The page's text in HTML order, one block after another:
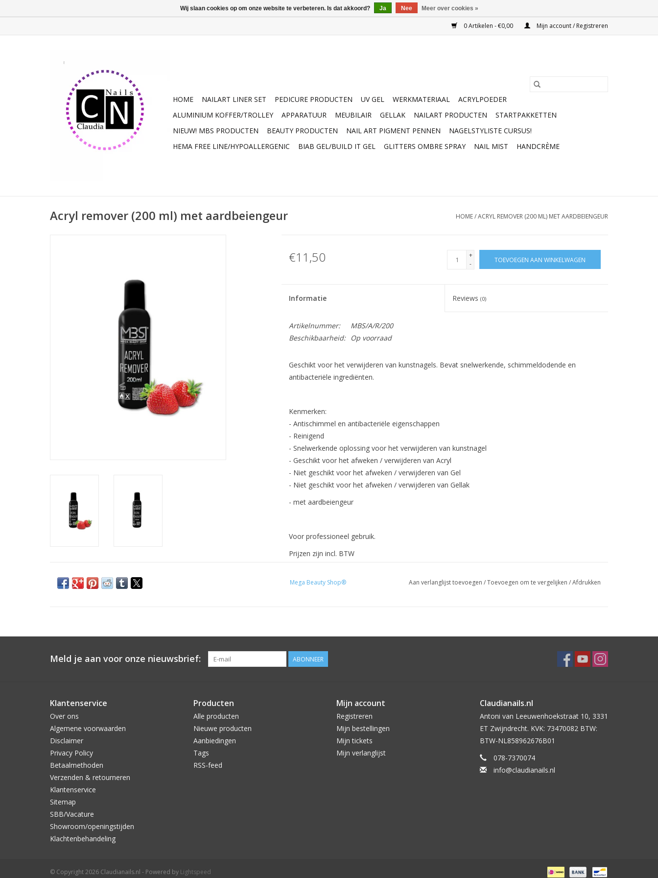
0 Artikelen - €0,00 Mijn account / Registreren
HOME NAILART LINER SET PEDICURE PRODUCTEN UV GEL WERKMATERIAAL
ACRYLPOEDER
ALUMINIUM KOFFER/TROLLEY
APPARATUUR MEUBILAIR GELLAK NAILART PRODUCTEN
STARTPAKKETTEN
NIEUW! MBS PRODUCTEN
BEAUTY PRODUCTEN NAIL ART PIGMENT PENNEN
NAGELSTYLISTE CURSUS!
HEMA FREE LINE/HYPOALLERGENIC
BIAB GEL/BUILD IT GEL GLITTERS OMBRE SPRAY NAIL MIST HANDCRÈME
Acryl remover (200 ml) met aardbeiengeur HOME/ACRYL REMOVER (200 ML) MET AARDBEIENGEUR
€11,50
+
-
TOEVOEGEN AAN WINKELWAGEN
Informatie Reviews(0)
Artikelnummer:
MBS/A/R/200
Beschikbaarheid:
Op voorraad
Geschikt voor het verwijderen van kunstnagels. Bevat snelwerkende, schimmeldodende en
antibacteriële ingrediënten.
Kenmerken:
- Antischimmel en antibacteriële eigenschappen
- Reinigend
- Snelwerkende oplossing voor het verwijderen van kunstnagel
- Geschikt voor het afweken / verwijderen van Acryl
- Niet geschikt voor het afweken / verwijderen van Gel
- Niet geschikt voor het afweken / verwijderen van Gellak
- met aardbeiengeur
Voor professioneel gebruik.
Prijzen zijn incl. BTW
Mega Beauty Shop® Aan verlanglijst toevoegen /Toevoegen om te vergelijken /Afdrukken
Meld je aan voor onze nieuwsbrief: ABONNEER
Klantenservice
Over ons
Algemene voorwaarden
Disclaimer
Privacy Policy
Betaalmethoden
Verzenden & retourneren
Klantenservice
Sitemap
SBB/Vacature
Showroom/openingstijden
Klachtenbehandeling
Producten
Alle producten
Nieuwe producten
Aanbiedingen
Tags
RSS-feed
Mijn account
Registreren
Mijn bestellingen
Mijn tickets
Mijn verlanglijst
Claudianails.nl
Antoni van Leeuwenhoekstraat 10, 3331
ET Zwijndrecht. KVK: 73470082 BTW:
BTW-NL858962676B01
078-7370074
info@claudianails.nl
© Copyright 2026 Claudianails.nl - Powered by Lightspeed
Wij slaan cookies op om onze website te verbeteren. Is dat akkoord? Ja Nee Meer over cookies »